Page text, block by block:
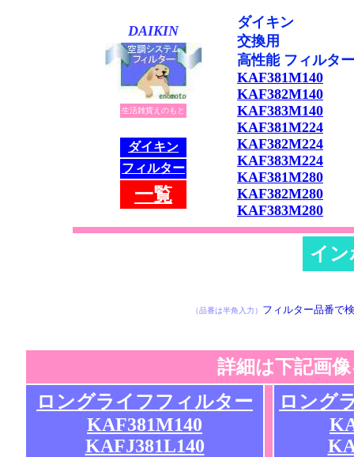
DAIKIN
生活雑貨えのもと
ダイキン
フィルター
一覧
ダイキン
交換用
高性能 フィルター
KAF381M140
KAF382M140
KAF383M140
KAF381M224
KAF382M224
KAF383M224
KAF381M280
KAF382M280
KAF383M280
イン
（品番は半角入力） フィルター品番で
詳細は下記画
ロングライフフィルター
KAF381M140
KAFJ381L140
ロング